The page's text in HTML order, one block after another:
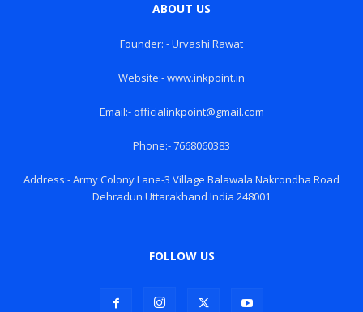
ABOUT US
Founder: - Urvashi Rawat
Website:- www.inkpoint.in
Email:- officialinkpoint@gmail.com
Phone:- 7668060383
Address:- Army Colony Lane-3 Village Balawala Nakrondha Road
Dehradun Uttarakhand India 248001
FOLLOW US